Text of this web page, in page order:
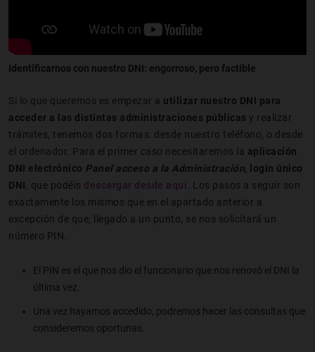
Identificarnos con nuestro DNI: engorroso, pero factible
Si lo que queremos es empezar a utilizar nuestro DNI para
acceder a las distintas administraciones públicas y realizar
trámites, tenemos dos formas: desde nuestro teléfono, o desde
el ordenador. Para el primer caso necesitaremos la aplicación
DNI electrónico Panel acceso a la Administración , login único
DNI , que podéis descargar desde aquí . Los pasos a seguir son
exactamente los mismos que en el apartado anterior a
excepción de que, llegado a un punto, se nos solicitará un
número PIN.
El PIN es el que nos dio el funcionario que nos renovó el DNI la
última vez.
Una vez hayamos accedido, podremos hacer las consultas que
consideremos oportunas.